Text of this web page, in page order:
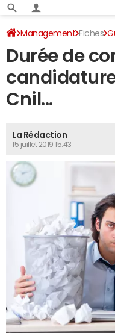
Management Fiches
Droits numériques du
Durée de
Cnil...
La Rédaction
15 juillet 2019 15:43